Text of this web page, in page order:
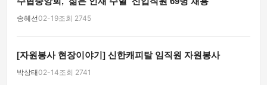
송혜선02-19조회 2745
[자원봉사 현장이야기] 신한캐피탈 임직원 자원봉사
박상태02-14조회 2741